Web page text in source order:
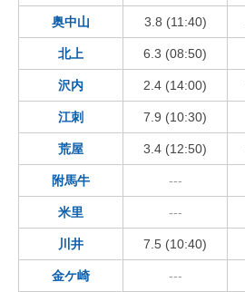
奥中山 3.8 (11:40)
北上 6.3 (08:50)
沢内 2.4 (14:00)
江刺 7.9 (10:30)
荒屋 3.4 (12:50)
附馬牛 ---
米里 ---
川井 7.5 (10:40)
金ケ崎 ---